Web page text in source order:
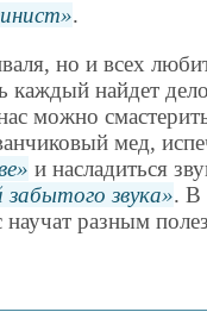
.
но и всех
каждый найдет
можно
мед,
и насладиться
звука . В
разным